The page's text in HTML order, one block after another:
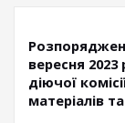
вересня
діючої
матеріалів